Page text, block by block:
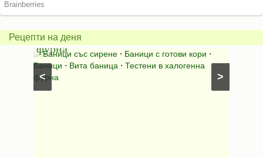
Рецепти на деня
>
<
в
халогенна
фурна
Баници със сирене ⋅ Баници с готови кори ⋅
Баници ⋅ Вита баница ⋅ Тестени в халогенна
фурна
за